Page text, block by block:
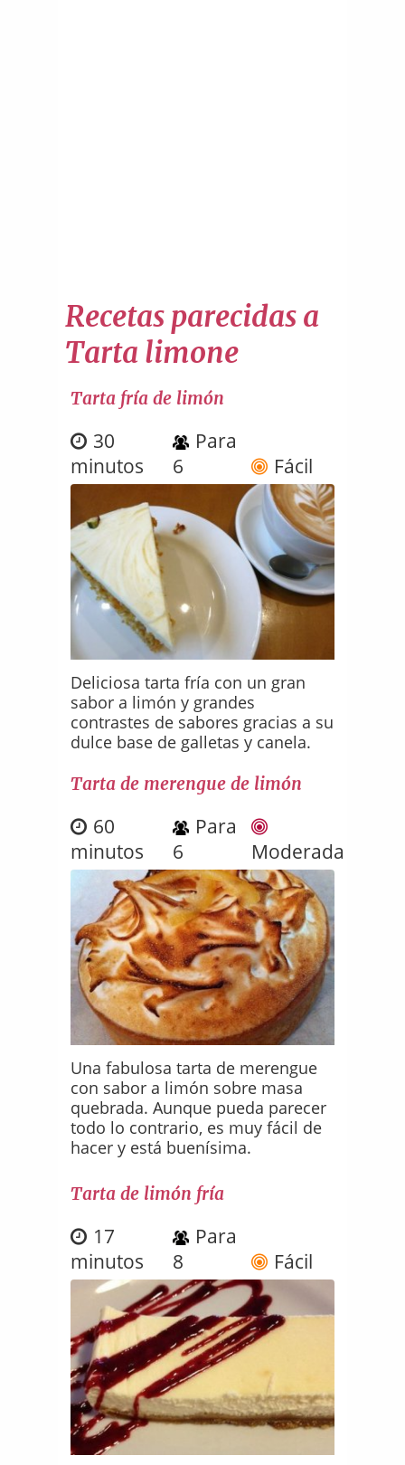
Recetas parecidas a
Tarta limone
Tarta fría de limón
30
minutos
Para
6
Fácil
Deliciosa tarta fría con un gran
sabor a limón y grandes
contrastes de sabores gracias a su
dulce base de galletas y canela.
Tarta de merengue de limón
60
minutos
Para
6
Moderada
Una fabulosa tarta de merengue
con sabor a limón sobre masa
quebrada. Aunque pueda parecer
todo lo contrario, es muy fácil de
hacer y está buenísima.
Tarta de limón fría
17
minutos
Para
8
Fácil